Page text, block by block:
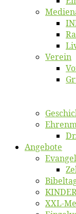
Ver­ein
An­ge­bo­te
XXL-